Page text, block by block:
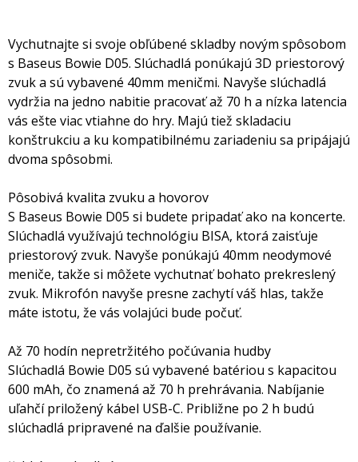
Vychutnajte si svoje obľúbené skladby novým spôsobom
s Baseus Bowie D05. Slúchadlá ponúkajú 3D priestorový
zvuk a sú vybavené 40mm meničmi. Navyše slúchadlá
vydržia na jedno nabitie pracovať až 70 h a nízka latencia
vás ešte viac vtiahne do hry. Majú tiež skladaciu
konštrukciu a ku kompatibilnému zariadeniu sa pripájajú
dvoma spôsobmi.
Pôsobivá kvalita zvuku a hovorov
S Baseus Bowie D05 si budete pripadať ako na koncerte.
Slúchadlá využívajú technológiu BISA, ktorá zaisťuje
priestorový zvuk. Navyše ponúkajú 40mm neodymové
meniče, takže si môžete vychutnať bohato prekreslený
zvuk. Mikrofón navyše presne zachytí váš hlas, takže
máte istotu, že vás volajúci bude počuť.
Až 70 hodín nepretržitého počúvania hudby
Slúchadlá Bowie D05 sú vybavené batériou s kapacitou
600 mAh, čo znamená až 70 h prehrávania. Nabíjanie
uľahčí priložený kábel USB-C. Približne po 2 h budú
slúchadlá pripravené na ďalšie používanie.